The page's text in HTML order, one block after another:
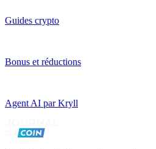
Guides crypto
Bonus et réductions
Agent AI par Kryll